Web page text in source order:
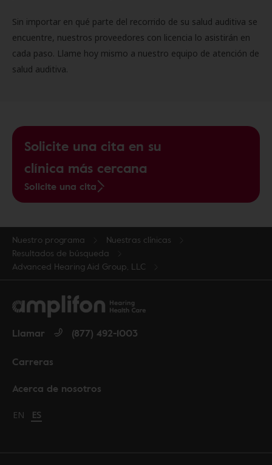
Sin importar en qué parte del recorrido de su salud auditiva se
encuentre, nuestros proveedores con licencia lo asistirán en
cada paso. Llame hoy mismo a nuestro equipo de atención de
salud auditiva.
Solicite una cita en su
clínica más cercana
Solicite una cita
Nuestro programa
Nuestras clínicas
Resultados de búsqueda
Advanced Hearing Aid Group, LLC
Acerca de nosotros
Carreras
Llamar (877) 492-1003
Change language to English
EN Cambiar idioma a español
ES